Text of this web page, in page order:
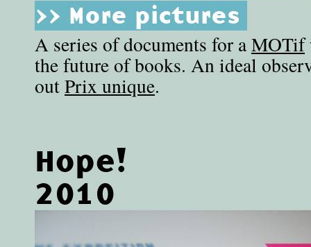
>> More pictures
A series of documents for aMOTif
the future of books. An ideal
outPrix unique.
Hope!
2010